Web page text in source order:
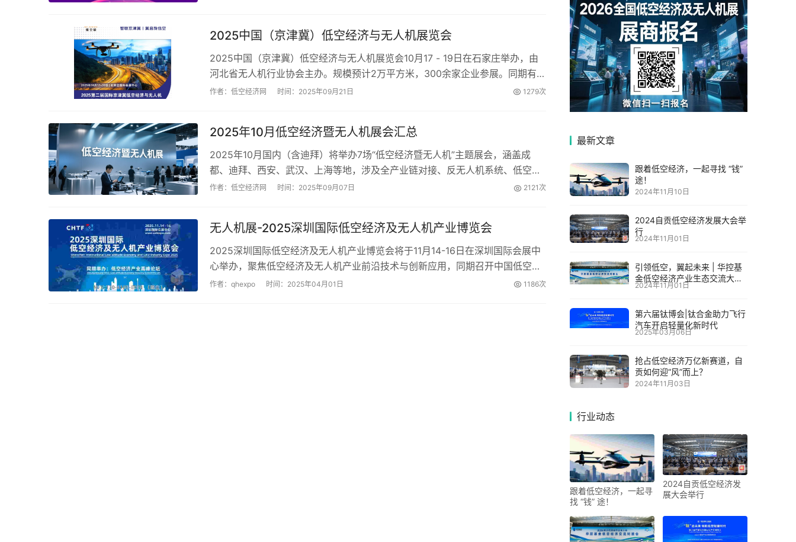
2025中国（京津冀）低空经济与无人机展览会
2025中国（京津冀）低空经济与无人机展览会10月17 - 19日在石家庄举办，由
河北省无人机行业协会主办。规模预计2万平方米，300余家企业参展。同期有多
场活动，展会将为区域产业合作与技术发展提供交流平台。...
作者：低空经济网 时间：2025年09月21日 1279次
2025年10月低空经济暨无人机展会汇总
2025年10月国内（含迪拜）将举办7场“低空经济暨无人机”主题展会，涵盖成
都、迪拜、西安、武汉、上海等地，涉及全产业链对接、反无人机系统、低空经
济智能装备等，规模从2万㎡到8万㎡不等。...
作者：低空经济网 时间：2025年09月07日 2121次
无人机展-2025深圳国际低空经济及无人机产业博览会
2025深圳国际低空经济及无人机产业博览会将于11月14-16日在深圳国际会展中
心举办，聚焦低空经济及无人机产业前沿技术与创新应用，同期召开中国低空经
济产业高峰论坛等活动，目前招商正在进行中。...
作者：qhexpo 时间：2025年04月01日 1186次
最新文章
跟着低空经济，一起寻找 “钱”
途！
2024年11月10日
2024自贡低空经济发展大会举
行
2024年11月01日
引领低空，翼起未来 | 华控基
金低空经济产业生态交流大会
召开
2024年11月01日
第六届钛博会|钛合金助力飞行
汽车开启轻量化新时代
2025年03月06日
抢占低空经济万亿新赛道，自
贡如何迎“风”而上？
2024年11月03日
行业动态
跟着低空经济，一起寻
找 “钱” 途！
2024自贡低空经济发
展大会举行